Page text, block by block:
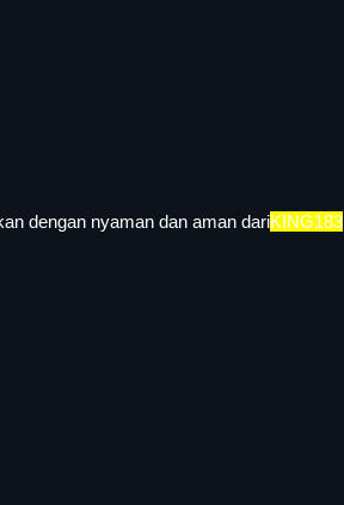
dengan nyaman dan aman dariKING183